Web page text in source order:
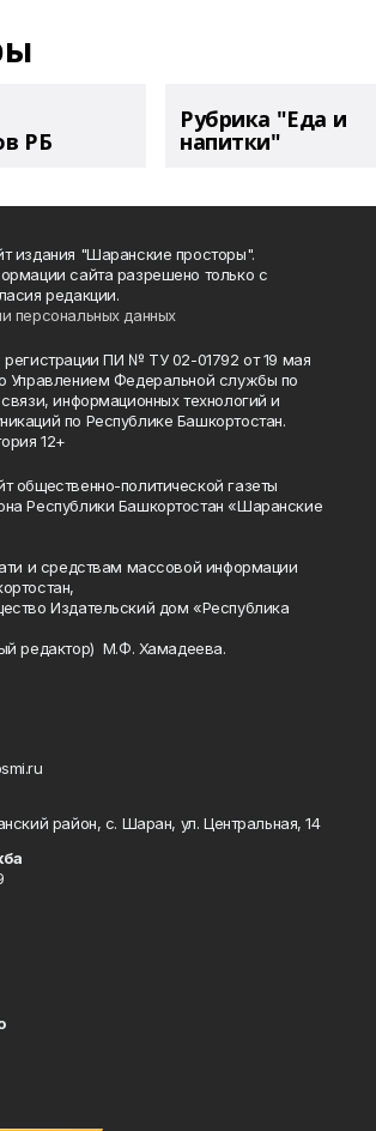
РБ
Рубрика "Еда и
напитки"
издания "Шаранские просторы".
сайта разрешено только с
редакции.
персональных данных
регистрации ПИ № ТУ 02-01792 от 19 мая
Управлением Федеральной службы по
информационных технологий и
по Республике Башкортостан.
12+
общественно-политической газеты
Республики Башкортостан «Шаранские
и средствам массовой информации
Издательский дом «Республика
редактор) М.Ф. Хамадеева.
район, с. Шаран, ул. Центральная, 14